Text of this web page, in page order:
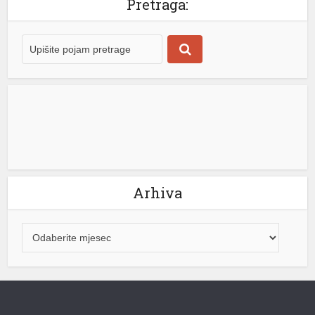
ekonomista agencije UN-a FAO ( Organizacija
hrane bile su glavni pokretač talasa inflacije širom […]
[...]
Pretraga:
Arhiva